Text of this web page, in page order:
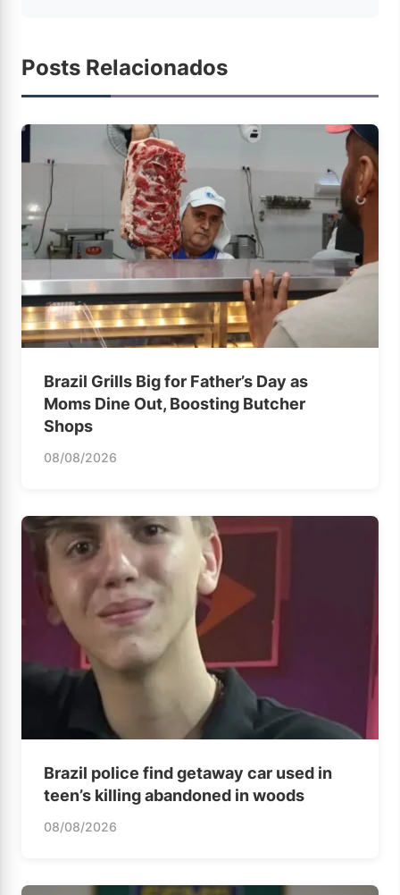
Posts Relacionados
Brazil Grills Big for Father’s Day as
Moms Dine Out, Boosting Butcher
Shops
08/08/2026
Brazil police find getaway car used in
teen’s killing abandoned in woods
08/08/2026